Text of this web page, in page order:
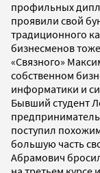
профильных
проявили свой
традиционного
бизнесменов
«Связного»
собственном
информатики и
Бывший студент
поступил
большую часть
Абрамович